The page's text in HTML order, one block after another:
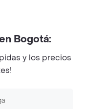
reserved.
Bogotá:
y los precios